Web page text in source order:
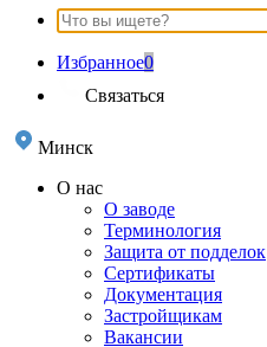
Избранное0
Связаться
Минск
О нас
О заводе
Терминология
Защита от подделок
Сертификаты
Документация
Застройщикам
Вакансии